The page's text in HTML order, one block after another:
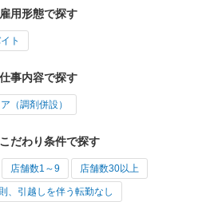
用形態で探す
ト
事内容で探す
（調剤併設）
だわり条件で探す
店舗数1～9 店舗数30以上
、引越しを伴う転勤なし